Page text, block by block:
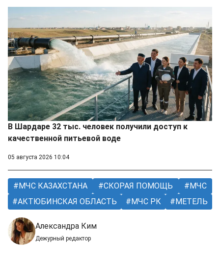
В Шардаре 32 тыс. человек получили доступ к
качественной питьевой воде
05 августа 2026 10:04
МЧС КАЗАХСТАНА СКОРАЯ ПОМОЩЬ
МЧС
АКТЮБИНСКАЯ ОБЛАСТЬ
МЧС РК МЕТЕЛЬ
Александра Ким
Дежурный редактор